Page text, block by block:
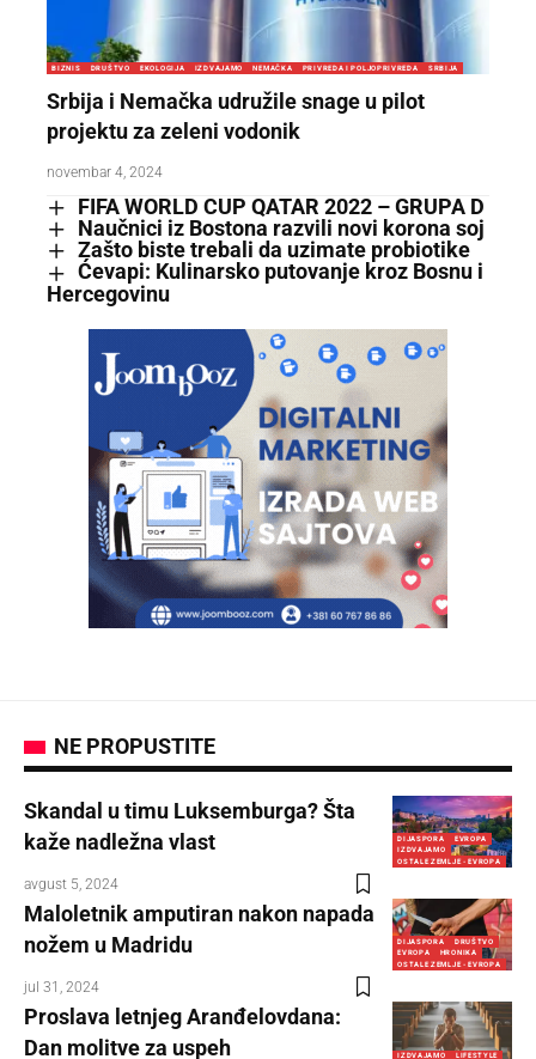
BIZNIS DRUŠTVO EKOLOGIJA IZDVAJAMO NEMAČKA PRIVREDA I POLJOPRIVREDA SRBIJA
Srbija i Nemačka udružile snage u pilot
projektu za zeleni vodonik
novembar 4, 2024
FIFA WORLD CUP QATAR 2022 – GRUPA D
Naučnici iz Bostona razvili novi korona soj
Zašto biste trebali da uzimate probiotike
Ćevapi: Kulinarsko putovanje kroz Bosnu i
Hercegovinu
NE PROPUSTITE
DIJASPORA
EVROPA
IZDVAJAMO
OSTALE ZEMLJE - EVROPA
Skandal u timu Luksemburga? Šta
kaže nadležna vlast
avgust 5, 2024
DIJASPORA
DRUŠTVO
EVROPA
HRONIKA
OSTALE ZEMLJE - EVROPA
Maloletnik amputiran nakon napada
nožem u Madridu
jul 31, 2024
IZDVAJAMO
LIFESTYLE
Proslava letnjeg Aranđelovdana:
Dan molitve za uspeh